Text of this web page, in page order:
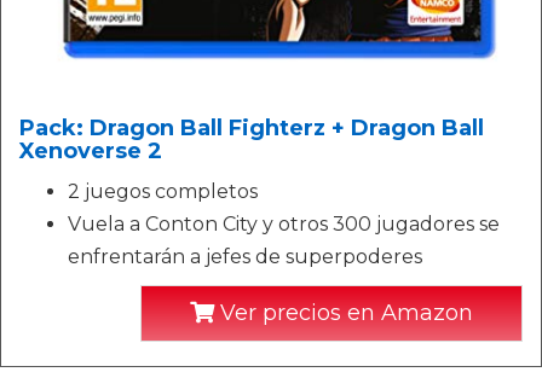
Pack: Dragon Ball Fighterz + Dragon Ball
Xenoverse 2
2 juegos completos
Vuela a Conton City y otros 300 jugadores se
enfrentarán a jefes de superpoderes
Ver precios en Amazon